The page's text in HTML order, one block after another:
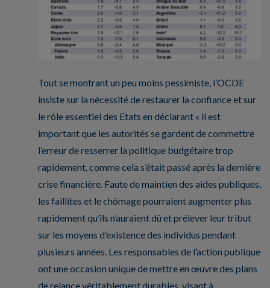
Tout se montrant un peu moins pessimiste, l’OCDE
insiste sur la nécessité de restaurer la confiance et sur
le rôle essentiel des Etats en déclarant « il est
important que les autorités se gardent de commettre
l’erreur de resserrer la politique budgétaire trop
rapidement, comme cela s’était passé après la dernière
crise financière. Faute de maintien des aides publiques,
les faillites et le chômage pourraient augmenter plus
rapidement qu’ils n’auraient dû et prélever leur tribut
sur les moyens d’existence des individus pendant
plusieurs années. Les responsables de l’action publique
ont une occasion unique de mettre en œuvre des plans
de relance véritablement durables, visant à